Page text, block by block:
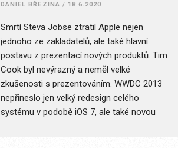
DANIEL BŘEZINA / 18.6.2020
Smrtí Steva Jobse ztratil Apple nejen
jednoho ze zakladatelů, ale také hlavní
postavu z prezentací nových produktů. Tim
Cook byl nevýrazný a neměl velké
zkušenosti s prezentováním. WWDC 2013
nepřineslo jen velký redesign celého
systému v podobě iOS 7, ale také novou